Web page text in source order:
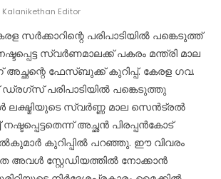
Author
Kalanikethan Editor
സർക്കാറിന്റെ പരിപാടിയിൽ പങ്കെടുത്ത്
സ്വർണമാലക്ക് പകരം മന്ത്രി മാല
അച്ഛന്റെ ഫേസ്ബുക്ക് കുറിപ്പ്. കേരള ​ഗവ.
ഡ്ര​ഗ്സ് പരിപാടിയിൽ പങ്കെടുത്തു
ലക്ഷ്മിയുടെ സ്വർണ്ണ മാല സെൻട്രൽ
നഷ്ടപ്പെട്ടതെന്ന് അച്ഛൻ പിരപ്പൻകോട്
കുറിപ്പിൽ പറഞ്ഞു. ഈ വിവരം
അവൾ സ്റ്റേഡിയത്തിൽ നോക്കാൻ